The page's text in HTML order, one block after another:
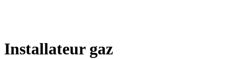
Installateur gaz